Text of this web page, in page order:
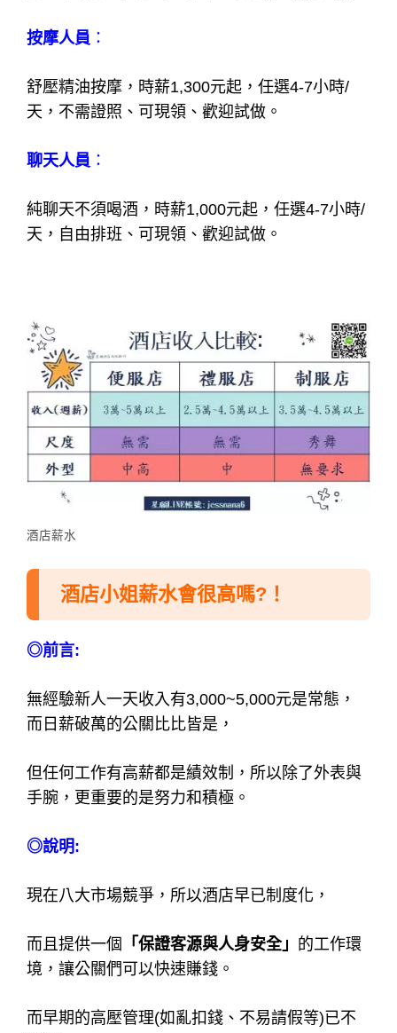
按摩人員 ：
舒壓精油按摩，時薪1,300元起，任選4-7小時/
天，不需證照、可現領、歡迎試做。
聊天人員 ：
純聊天不須喝酒，時薪1,000元起，任選4-7小時/
天，自由排班、可現領、歡迎試做。
酒店薪水
酒店小姐薪水會很高嗎?！
◎前言:
無經驗新人一天收入有3,000~5,000元是常態，
而日薪破萬的公關比比皆是，
但任何工作有高薪都是績效制，所以除了外表與
手腕，更重要的是努力和積極。
◎說明:
現在八大市場競爭，所以酒店早已制度化，
而且提供一個 「保證客源與人身安全」 的工作環
境，讓公關們可以快速賺錢。
而早期的高壓管理(如亂扣錢、不易請假等)已不